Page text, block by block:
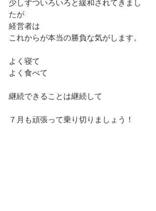
少しずついろいろと緩和されてきまし
たが
経営者は
これからが本当の勝負な気がします。
よく寝て
よく食べて
継続できることは継続して
７月も頑張って乗り切りましょう！